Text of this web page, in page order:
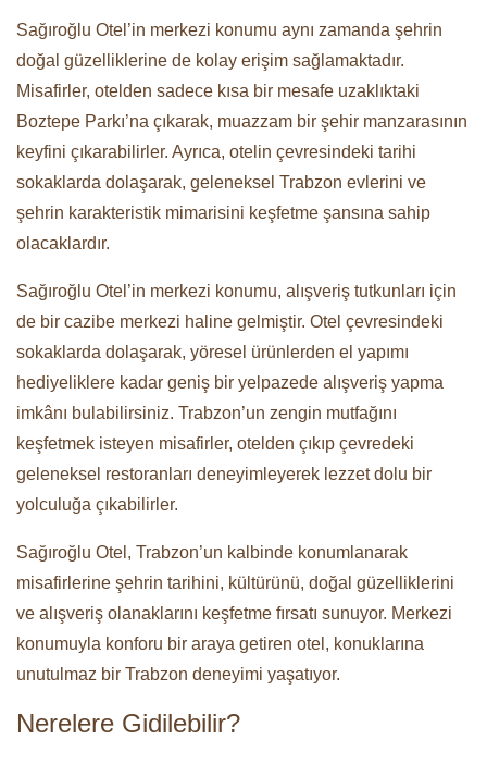
Sağıroğlu Otel’in merkezi konumu aynı zamanda şehrin
doğal güzelliklerine de kolay erişim sağlamaktadır.
Misafirler, otelden sadece kısa bir mesafe uzaklıktaki
Boztepe Parkı’na çıkarak, muazzam bir şehir manzarasının
keyfini çıkarabilirler. Ayrıca, otelin çevresindeki tarihi
sokaklarda dolaşarak, geleneksel Trabzon evlerini ve
şehrin karakteristik mimarisini keşfetme şansına sahip
olacaklardır.
Sağıroğlu Otel’in merkezi konumu, alışveriş tutkunları için
de bir cazibe merkezi haline gelmiştir. Otel çevresindeki
sokaklarda dolaşarak, yöresel ürünlerden el yapımı
hediyeliklere kadar geniş bir yelpazede alışveriş yapma
imkânı bulabilirsiniz. Trabzon’un zengin mutfağını
keşfetmek isteyen misafirler, otelden çıkıp çevredeki
geleneksel restoranları deneyimleyerek lezzet dolu bir
yolculuğa çıkabilirler.
Sağıroğlu Otel, Trabzon’un kalbinde konumlanarak
misafirlerine şehrin tarihini, kültürünü, doğal güzelliklerini
ve alışveriş olanaklarını keşfetme fırsatı sunuyor. Merkezi
konumuyla konforu bir araya getiren otel, konuklarına
unutulmaz bir Trabzon deneyimi yaşatıyor.
Nerelere Gidilebilir?